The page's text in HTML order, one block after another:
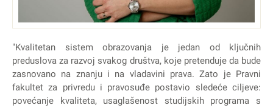
"Kvalitetan sistem obrazovanja je jedan od ključnih
preduslova za razvoj svakog društva, koje pretenduje da bude
zasnovano na znanju i na vladavini prava. Zato je Pravni
fakultet za privredu i pravosuđe postavio sledeće ciljeve:
povećanje kvaliteta, usaglašenost studijskih programa s